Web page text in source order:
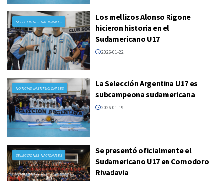
SELECCIONES NACIONALES
Los mellizos Alonso Rigone
hicieron historia en el
Sudamericano U17
2026-01-22
NOTICIAS INSTITUCIONALES
La Selección Argentina U17 es
subcampeona sudamericana
2026-01-19
SELECCIONES NACIONALES
Se presentó oficialmente el
Sudamericano U17 en Comodoro
Rivadavia